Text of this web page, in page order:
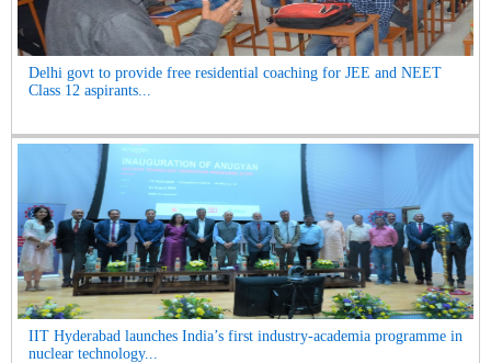
Delhi govt to provide free residential coaching for JEE and NEET
Class 12 aspirants...
IIT Hyderabad launches India’s first industry-academia programme in
nuclear technology...